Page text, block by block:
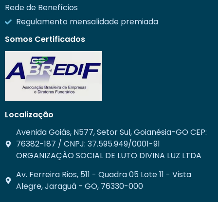
Rede de Benefícios
Regulamento mensalidade premiada
Somos Certificados
Localização
Avenida Goiás, N577, Setor Sul, Goianésia-GO CEP:
76382-187 / CNPJ: 37.595.949/0001-91
ORGANIZAÇÃO SOCIAL DE LUTO DIVINA LUZ LTDA
Av. Ferreira Rios, 511 - Quadra 05 Lote 11 - Vista
Alegre, Jaraguá - GO, 76330-000